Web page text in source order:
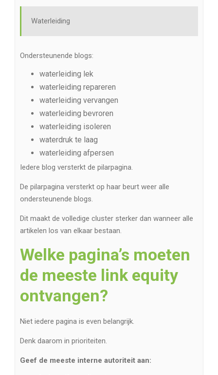
Waterleiding
Ondersteunende blogs:
waterleiding lek
waterleiding repareren
waterleiding vervangen
waterleiding bevroren
waterleiding isoleren
waterdruk te laag
waterleiding afpersen
Iedere blog versterkt de pilarpagina.
De pilarpagina versterkt op haar beurt weer alle
ondersteunende blogs.
Dit maakt de volledige cluster sterker dan wanneer alle
artikelen los van elkaar bestaan.
Welke pagina’s moeten
de meeste link equity
ontvangen?
Niet iedere pagina is even belangrijk.
Denk daarom in prioriteiten.
Geef de meeste interne autoriteit aan: